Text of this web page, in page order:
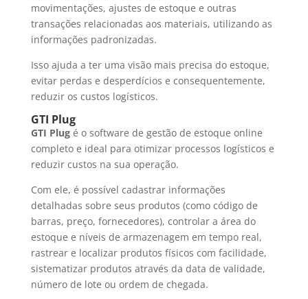
movimentações, ajustes de estoque e outras
transações relacionadas aos materiais, utilizando as
informações padronizadas.
Isso ajuda a ter uma visão mais precisa do estoque,
evitar perdas e desperdícios e consequentemente,
reduzir os custos logísticos.
GTI Plug
GTI Plugé o software de gestão de estoque online
completo e ideal para otimizar processos logísticos e
reduzir custos na sua operação.
Com ele, é possível cadastrar informações
detalhadas sobre seus produtos (como código de
barras, preço, fornecedores), controlar a área do
estoque e níveis de armazenagem em tempo real,
rastrear e localizar produtos físicos com facilidade,
sistematizar produtos através da data de validade,
número de lote ou ordem de chegada.